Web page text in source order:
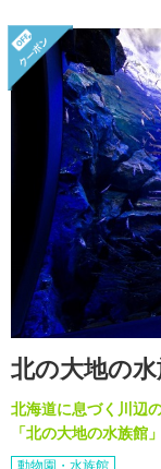
北の大地の
北海道に息づく川辺
「北の大地の水族館